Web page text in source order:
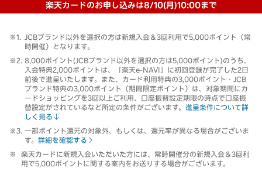
楽天カードのお申し込みは8/10(月)10:00まで
JCBブランド以外を選択の方は新規入会＆3回利用で5,000ポイント（常
時開催）となります。
8,000ポイント(JCBブランド以外を選択の方は5,000ポイント)のうち、
入会特典2,000ポイントは、「楽天e-NAVI」に初回登録が完了した2日
前後で進呈いたします。また、カード利用特典の3,000ポイント・JCB
ブランド特典の3,000ポイント（期間限定ポイント）は、対象期間にカ
ードショッピングを3回以上ご利用、口座振替設定期限の時点で口座振
替設定がされているなど所定の条件がございます。 進呈条件について詳
しく見る
一部ポイント還元の対象外、もしくは、還元率が異なる場合がございま
す。 詳細を確認する
楽天カードに新規入会いただいた方には、常時開催分の新規入会＆3回利
用で5,000ポイントに関する案内をお送りする場合がございます。